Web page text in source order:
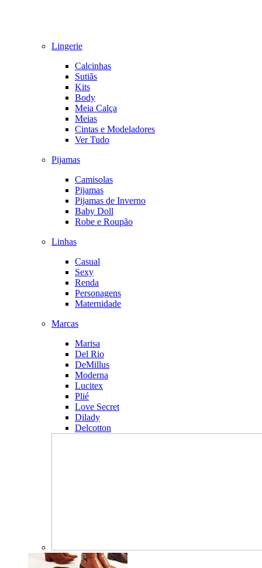
Lingerie
Calcinhas
Sutiãs
Kits
Body
Meia Calça
Meias
Cintas e Modeladores
Ver Tudo
Pijamas
Camisolas
Pijamas
Pijamas de Inverno
Baby Doll
Robe e Roupão
Linhas
Casual
Sexy
Renda
Personagens
Maternidade
Marcas
Marisa
Del Rio
DeMillus
Moderna
Lucitex
Plié
Love Secret
Dilady
Delcotton